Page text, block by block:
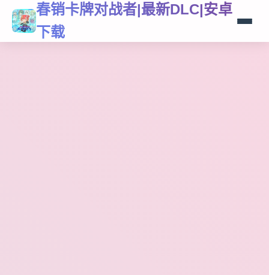
春销卡牌对战者|最新DLC|安卓
下载